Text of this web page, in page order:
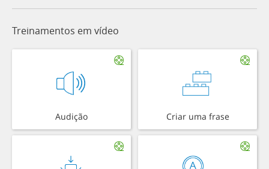
Treinamentos em vídeo
Audição Criar uma frase